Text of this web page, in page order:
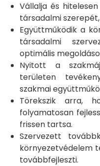
Vállalja és
társadalmi
Együttműködik a
társadalmi
optimális
Nyitott a
területen
szakmai
Törekszik arra,
folyamatosan
frissen tartsa.
Szervezett
környezetvédelem
továbbfejleszti.